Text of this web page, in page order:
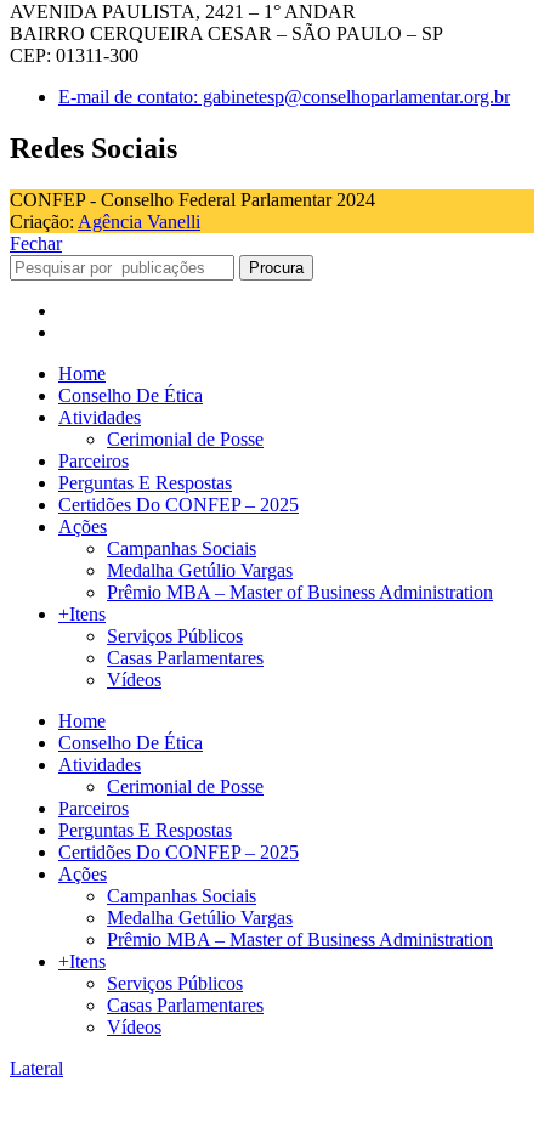
AVENIDA PAULISTA, 2421 – 1° ANDAR
BAIRRO CERQUEIRA CESAR – SÃO PAULO – SP
CEP: 01311-300
E-mail de contato: gabinetesp@conselhoparlamentar.org.br
Redes Sociais
CONFEP - Conselho Federal Parlamentar 2024
Criação: Agência Vanelli
Fechar
Procura
Home
Conselho De Ética
Atividades
Cerimonial de Posse
Parceiros
Perguntas E Respostas
Certidões Do CONFEP – 2025
Ações
Campanhas Sociais
Medalha Getúlio Vargas
Prêmio MBA – Master of Business Administration
+Itens
Serviços Públicos
Casas Parlamentares
Vídeos
Home
Conselho De Ética
Atividades
Cerimonial de Posse
Parceiros
Perguntas E Respostas
Certidões Do CONFEP – 2025
Ações
Campanhas Sociais
Medalha Getúlio Vargas
Prêmio MBA – Master of Business Administration
+Itens
Serviços Públicos
Casas Parlamentares
Vídeos
Lateral